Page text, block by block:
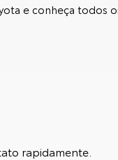
e conheça todos
rapidamente.